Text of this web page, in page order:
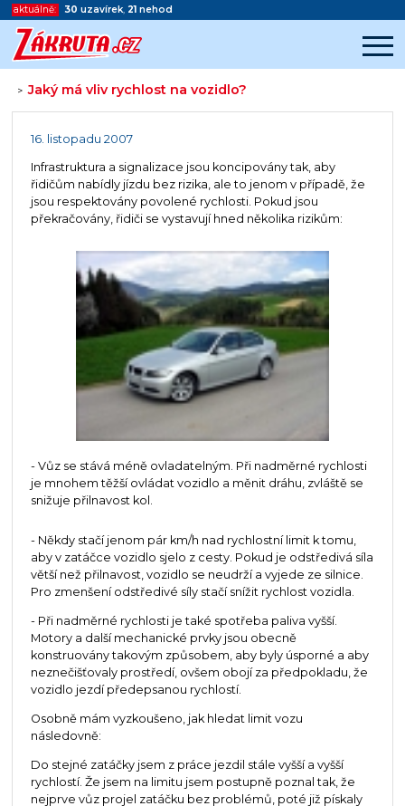
aktuálně: 30 uzavírek, 21 nehod
>Jaký má vliv rychlost na vozidlo?
Začátek reklamy
16. listopadu 2007
Infrastruktura a signalizace jsou koncipovány tak, aby
řidičům nabídly jízdu bez rizika, ale to jenom v případě, že
jsou respektovány povolené rychlosti. Pokud jsou
překračovány, řidiči se vystavují hned několika rizikům:
- Vůz se stává méně ovladatelným. Při nadměrné rychlosti
je mnohem těžší ovládat vozidlo a měnit dráhu, zvláště se
snižuje přilnavost kol.
- Někdy stačí jenom pár km/h nad rychlostní limit k tomu,
aby v zatáčce vozidlo sjelo z cesty. Pokud je odstředivá síla
větší než přilnavost, vozidlo se neudrží a vyjede ze silnice.
Pro zmenšení odstředivé síly stačí snížit rychlost vozidla.
- Při nadměrné rychlosti je také spotřeba paliva vyšší.
Motory a další mechanické prvky jsou obecně
konstruovány takovým způsobem, aby byly úsporné a aby
neznečišťovaly prostředí, ovšem obojí za předpokladu, že
vozidlo jezdí předepsanou rychlostí.
Osobně mám vyzkoušeno, jak hledat limit vozu
následovně:
Do stejné zatáčky jsem z práce jezdil stále vyšší a vyšší
rychlostí. Že jsem na limitu jsem postupně poznal tak, že
nejprve vůz projel zatáčku bez problémů, poté již pískaly